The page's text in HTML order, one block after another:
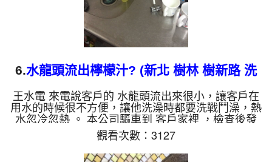
6.水龍頭流出檸檬汁? (新北 樹林 樹新路 洗
水管 )
王水電 來電說客戶的 水龍頭流出來很小，讓客戶在
用水的時候很不方便，讓他洗澡時都要洗戰鬥澡，熱
水忽冷忽熱 。 本公司驅車到 客戶家裡 ，檢查後發
現，水管管壁都是碳酸鈣，這樣當然出水就變小了。
一開始水龍頭管路就噴出有顏色的水，看起來跟檸檬
汁一樣，源源不絕。 水管裡的髒東西不斷流出來，
觀看次數：3127